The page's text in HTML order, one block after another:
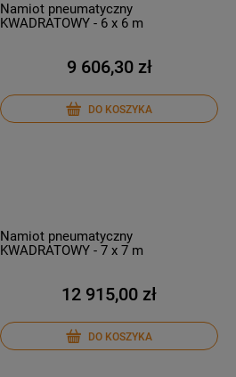
Namiot pneumatyczny
KWADRATOWY - 6 x 6 m
9 606,30 zł
DO KOSZYKA
Namiot pneumatyczny
KWADRATOWY - 7 x 7 m
12 915,00 zł
DO KOSZYKA